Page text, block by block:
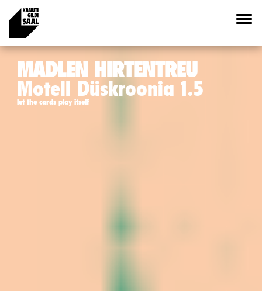
MADLEN HIRTENTREU
Motell Düskroonia 1.5
let the cards play itself